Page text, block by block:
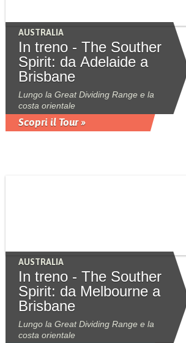
AUSTRALIA
In treno - The Souther
Spirit: da Adelaide a
Brisbane
Lungo la Great Dividing Range e la
costa orientale
Scopri il Tour »
AUSTRALIA
In treno - The Souther
Spirit: da Melbourne a
Brisbane
Lungo la Great Dividing Range e la
costa orientale